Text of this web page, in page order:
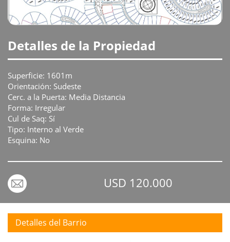
Detalles de la Propiedad
Superficie: 1601m
Orientación: Sudeste
Cerc. a la Puerta: Media Distancia
Forma: Irregular
Cul de Saq: Sí
Tipo: Interno al Verde
Esquina: No
USD 120.000
Detalles del Barrio